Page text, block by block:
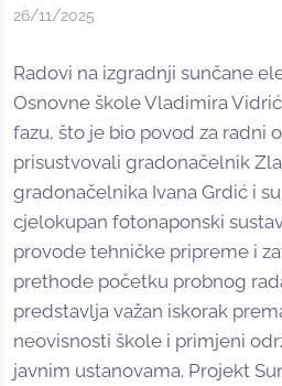
26/11/2025
Radovi na izgradnji sunčane
Osnovne škole Vladimira
fazu, što je bio povod za radni
prisustvovali gradonačelnik
gradonačelnika Ivana Grdić i
cjelokupan fotonaponski
provode tehničke pripreme i
prethode početku probnog
predstavlja važan iskorak
neovisnosti škole i primjeni
javnim ustanovama. Projekt